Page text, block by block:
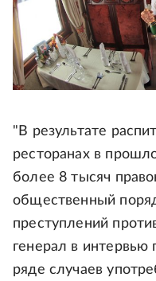
"В результате
ресторанах в
более 8 тысяч
общественный
преступлений
генерал в интервью
ряде случаев